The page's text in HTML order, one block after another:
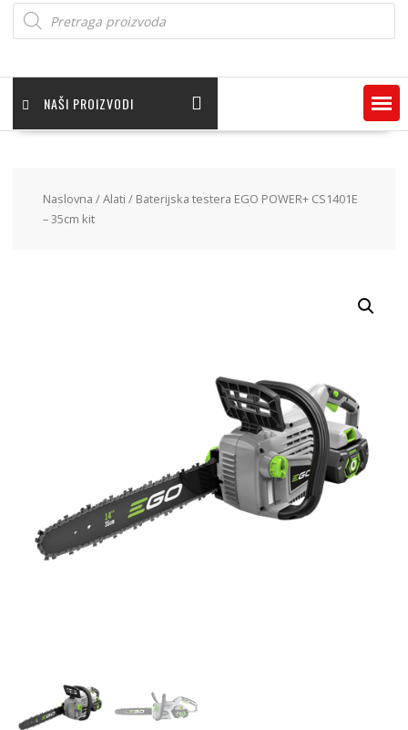
NAŠI PROIZVODI
Naslovna /Alati / Baterijska testera EGO POWER+ CS1401E
– 35cm kit